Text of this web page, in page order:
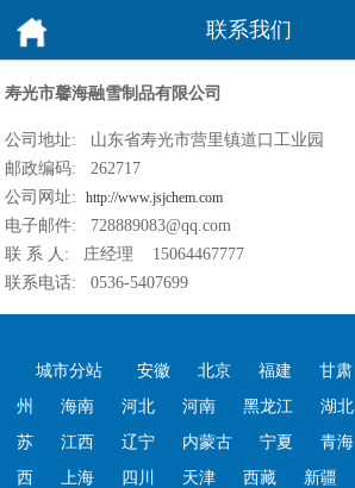
联系我们
寿光市馨海融雪制品有限公司
公司地址: 山东省寿光市营里镇道口工业园
邮政编码: 262717
公司网址:http://www.jsjchem.com
电子邮件: 728889083@qq.com
联 系 人: 庄经理 15064467777
联系电话: 0536-5407699
城市分站 安徽 北京 福建 甘肃
州
海南 河北 河南 黑龙江 湖北
苏
江西 辽宁 内蒙古 宁夏 青海
西
上海 四川 天津 西藏 新疆